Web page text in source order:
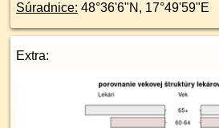
Súradnice: 48°36'6"N , 17°49'59"E
Extra: